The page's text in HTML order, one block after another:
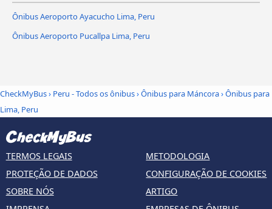
Ônibus Aeroporto Ayacucho Lima, Peru
Ônibus Aeroporto Pucallpa Lima, Peru
CheckMyBus› Peru - Todos os ônibus›Ônibus para Máncora›Ônibus para
Lima, Peru
TERMOS LEGAIS
PROTEÇÃO DE DADOS
SOBRE NÓS
METODOLOGIA
CONFIGURAÇÃO DE COOKIES
ARTIGO